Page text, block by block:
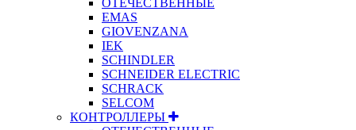
EMAS
GIOVENZANA
IEK
SCHINDLER
SCHNEIDER ELECTRIC
SCHRACK
SELCOM
КОНТРОЛЛЕРЫ